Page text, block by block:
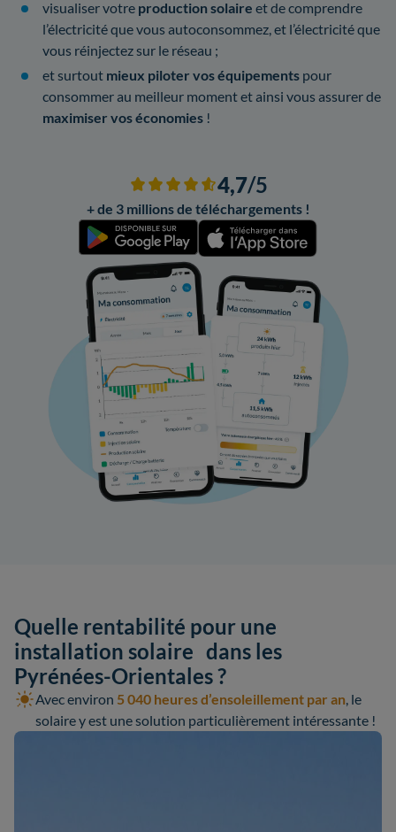
visualiser votre production solaire et de comprendre
l’électricité que vous autoconsommez, et l’électricité que
vous réinjectez sur le réseau ;
et surtout mieux piloter vos équipements pour
consommer au meilleur moment et ainsi vous assurer de
maximiser vos économies !
4,7/5
+ de 3 millions de téléchargements !
Quelle rentabilité pour une
installation solaire dans les
Pyrénées-Orientales ?
Avec environ 5 040 heures d’ensoleillement par an, le
solaire y est une solution particulièrement intéressante !